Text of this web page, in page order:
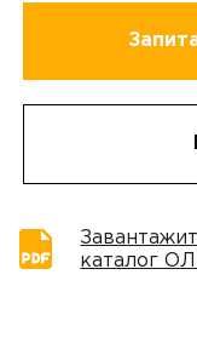
каталог